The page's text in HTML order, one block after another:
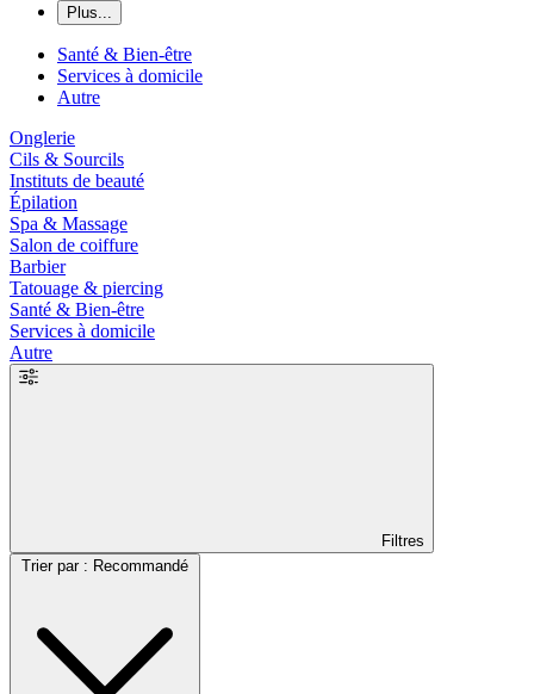
Plus...
Santé & Bien-être
Services à domicile
Autre
Onglerie
Cils & Sourcils
Instituts de beauté
Épilation
Spa & Massage
Salon de coiffure
Barbier
Tatouage & piercing
Santé & Bien-être
Services à domicile
Autre
Filtres